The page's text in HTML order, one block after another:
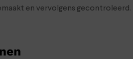
en vervolgens